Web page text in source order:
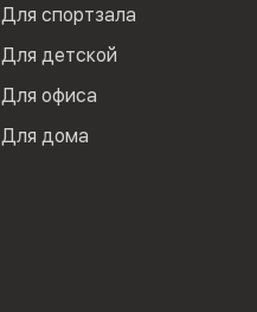
Для спортзала
Для детской
Для офиса
Для дома